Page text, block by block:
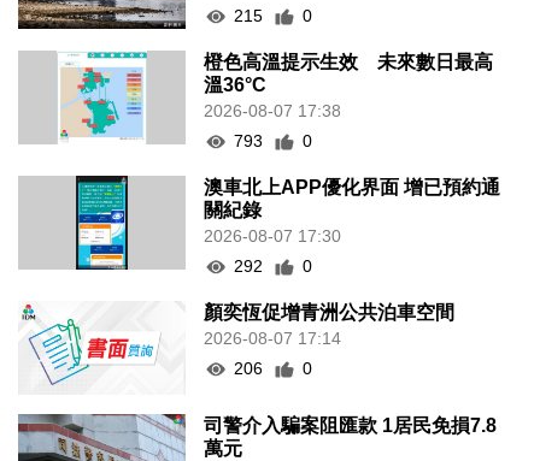
215
0
橙色高溫提示生效 未來數日最高
溫36°C
2026-08-07 17:38
793
0
澳車北上APP優化界面 增已預約通
關紀錄
2026-08-07 17:30
292
0
顏奕恆促增青洲公共泊車空間
2026-08-07 17:14
206
0
司警介入騙案阻匯款 1居民免損7.8
萬元